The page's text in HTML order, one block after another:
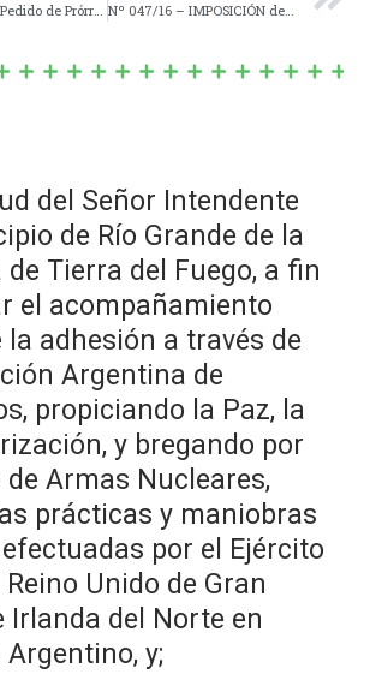
Nº 045/16 – Pedido de Prórroga solicitado por el Departamento Ejecutivo y por el término de sesenta (60) días corridos a partir de la fecha, para la presentación del Cálculo de Recursos y Presupuesto de Gastos para el Ejercicio del año 2017. Nº 047/16 – IMPOSICIÓN del nombre de “EVA DUARTE DE PERÓN” a la calle 103 de Navarro.
del Señor Intendente
de Río Grande de la
Tierra del Fuego, a fin
el acompañamiento
la adhesión a través de
Argentina de
propiciando la Paz, la
y bregando por
de Armas Nucleares,
prácticas y maniobras
por el Ejército
Unido de Gran
Irlanda del Norte en
y;